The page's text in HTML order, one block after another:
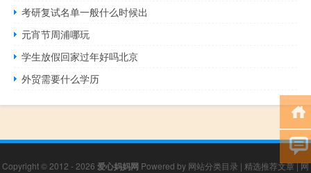
考研复试名单一般什么时候出
元宵节周浦哪玩
学生放假回家过年好吗北京
外贸需要什么学历
Copyright © 2012 - 2026 爱心妈妈网 Powered by 网站分类目录 | 精选推荐文章|网